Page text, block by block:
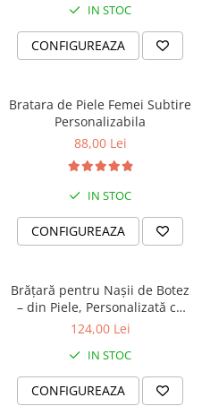
IN STOC
CONFIGUREAZA
Bratara de Piele Femei Subtire
Personalizabila
88,00 Lei
IN STOC
CONFIGUREAZA
Brățară pentru Nașii de Botez
– din Piele, Personalizată cu
Mesaj
124,00 Lei
IN STOC
CONFIGUREAZA